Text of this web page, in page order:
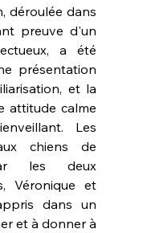
déroulée dans
preuve d'un
a été
présentation
et la
attitude calme
Les
chiens de
les deux
Véronique et
dans un
et à donner à